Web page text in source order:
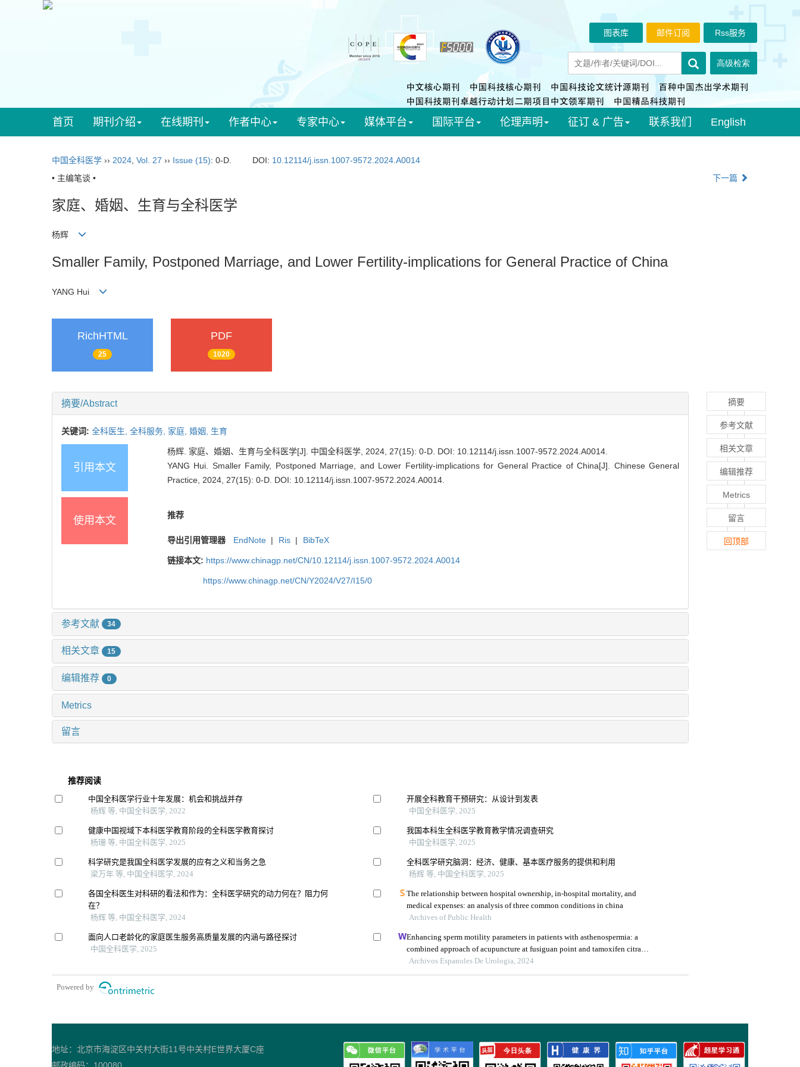
Rss服务
邮件订阅
图表库
首页 期刊介绍 在线期刊 作者中心 专家中心 媒体平台 国际平台 伦理声明 征订 & 广告 联系我们 English
中国全科医学 ›› 2024 Vol. 27 ›› Issue (15): 0-D. DOI: 10.12114/j.issn.1007-9572.2024.A0014
• 主编笔谈 •
下一篇
家庭、婚姻、生育与全科医学
杨辉
Smaller Family, Postponed Marriage, and Lower Fertility-implications for General Practice of China
YANG Hui
RichHTML
25
PDF
1020
摘要/Abstract
关键词: 全科医生, 全科服务, 家庭, 婚姻, 生育
引用本文
杨辉. 家庭、婚姻、生育与全科医学[J]. 中国全科医学, 2024, 27(15): 0-D. DOI: 10.12114/j.issn.1007-9572.2024.A0014
YANG Hui. Smaller Family, Postponed Marriage, and Lower Fertility-implications for General Practice of China[J]. Chinese General
Practice, 2024, 27(15): 0-D. DOI: 10.12114/j.issn.1007-9572.2024.A0014
使用本文 推荐
导出引用管理器 EndNote | Ris | BibTeX
链接本文: https://www.chinagp.net/CN/10.12114/j.issn.1007-9572.2024.A0014
https://www.chinagp.net/CN/Y2024/V27/I15/0
参考文献 34
相关文章 15
编辑推荐 0
Metrics
留言
推荐阅读
中国全科医学行业十年发展：机会和挑战并存
杨辉 等, 中国全科医学, 2022
健康中国视域下本科医学教育阶段的全科医学教育探讨
杨珊 等, 中国全科医学, 2025
科学研究是我国全科医学发展的应有之义和当务之急
梁万年 等, 中国全科医学, 2024
各国全科医生对科研的看法和作为：全科医学研究的动力何在？阻力何
在？
杨辉 等, 中国全科医学, 2024
面向人口老龄化的家庭医生服务高质量发展的内涵与路径探讨
中国全科医学, 2025
开展全科教育干预研究：从设计到发表
中国全科医学, 2025
我国本科生全科医学教育教学情况调查研究
中国全科医学, 2025
全科医学研究脑洞：经济、健康、基本医疗服务的提供和利用
杨辉 等, 中国全科医学, 2025
The relationship between hospital ownership, in-hospital mortality, and
medical expenses: an analysis of three common conditions in china
Archives of Public Health
Enhancing sperm motility parameters in patients with asthenospermia: a
combined approach of acupuncture at fusiguan point and tamoxifen citrate
tablets
Archivos Espanoles De Urologia, 2024
Powered by
摘要
参考文献
相关文章
编辑推荐
Metrics
留言
回顶部
地址：北京市海淀区中关村大街11号中关村E世界大厦C座